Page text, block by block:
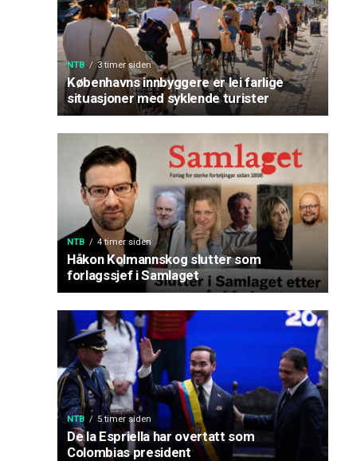
NTB 3 timer siden
Københavns innbyggere er lei farlige
situasjoner med syklende turister
NTB 4 timer siden
Håkon Kolmannskog slutter som
forlagssjef i Samlaget
NTB 5 timer siden
De la Espriella har overtatt som
Colombias president